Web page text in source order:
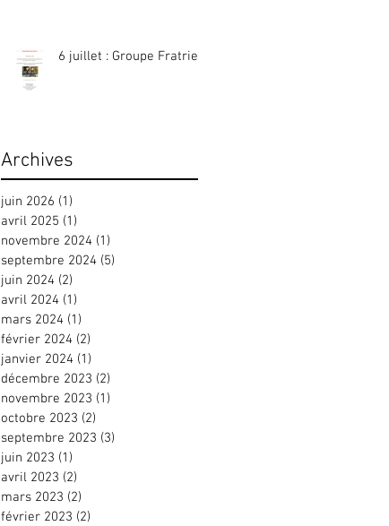
6 juillet : Groupe Fratrie
Archives
juin 2026 (1)
avril 2025 (1)
novembre 2024 (1)
septembre 2024 (5)
juin 2024 (2)
avril 2024 (1)
mars 2024 (1)
février 2024 (2)
janvier 2024 (1)
décembre 2023 (2)
novembre 2023 (1)
octobre 2023 (2)
septembre 2023 (3)
juin 2023 (1)
avril 2023 (2)
mars 2023 (2)
février 2023 (2)